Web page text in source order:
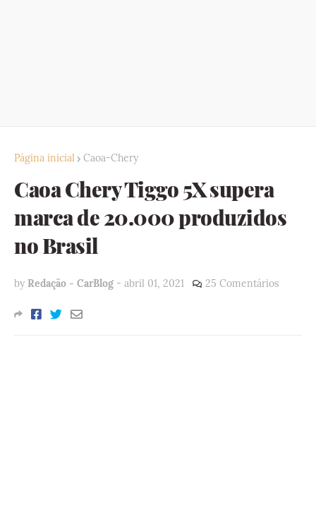
Página inicial Caoa-Chery
Caoa Chery Tiggo 5X supera
marca de 20.000 produzidos
no Brasil
by Redação - CarBlog - abril 01, 2021 25 Comentários